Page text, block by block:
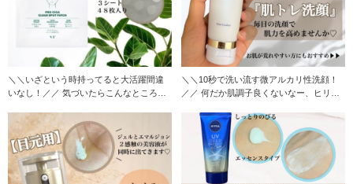
＼＼いざという時持ってると大活躍間違
いなし！／／ 気づいたらこんなところに
＼＼10秒で洗い流す微アルカリ性洗顔！
／／ 何だか肌調子良くないなー、ヒリヒ